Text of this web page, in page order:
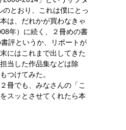
のとおり、これは僕にとっ
は、だれかが買わなきゃ
年）に続く、２冊めの書
評というか、リポートが
にはこれまで出してきた
当した作品集などは除
つけてみた。
冊でも、みなさんの「こ
スッとさせてくれたら本